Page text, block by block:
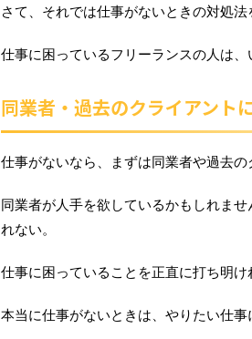
さて、それでは仕事がないときの対処法
仕事に困っているフリーランスの人は
同業者・過去のクライアント
仕事がないなら、まずは同業者や過去の
同業者が人手を欲しているかもしれま
れない。
仕事に困っていることを正直に打ち明
本当に仕事がないときは、やりたい仕事